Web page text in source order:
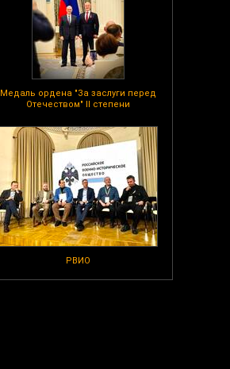
Медаль ордена "За заслуги перед
Отечеством" II степени
РВИО